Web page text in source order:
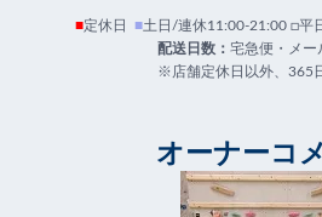
■定休日 ■土日/連休11:00-21:00 □平
配送日数： 宅急便・メー
※店舗定休日以外、365
オーナーコ